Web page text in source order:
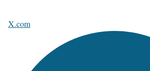
X.com